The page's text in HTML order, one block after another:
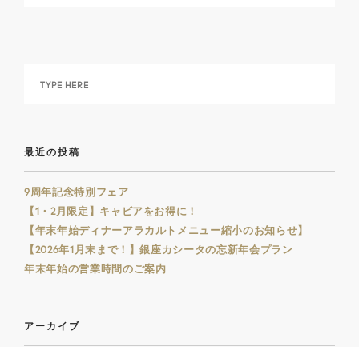
最近の投稿
9周年記念特別フェア
【1・2月限定】キャビアをお得に！
【年末年始ディナーアラカルトメニュー縮小のお知らせ】
【2026年1月末まで！】銀座カシータの忘新年会プラン
年末年始の営業時間のご案内
アーカイブ